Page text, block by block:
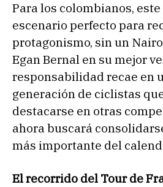
Para los colombianos,
escenario perfecto para
protagonismo, sin un
Egan Bernal en su mejor
responsabilidad recae en
generación de ciclistas
destacarse en otras
ahora buscará
más importante del
El recorrido del Tour de